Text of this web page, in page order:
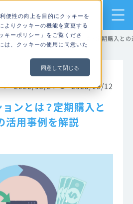
便性の向上を目的にクッキーを
よりクッキーの機能を変更する
キーポリシー 」をご覧くださ
は、クッキーの使用に同意いた
同意して閉じる
ト構築・運用ならHIT-MALL
築 サブスクリプションとは？定期購入と
2022/03/24 2025/09/12
ンとは？定期購入と
活用事例を解説